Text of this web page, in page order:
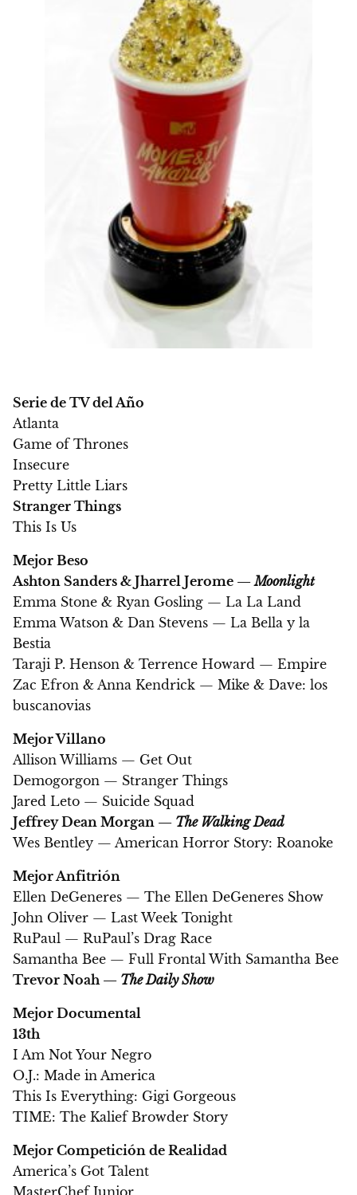
Serie de TV del Año
Atlanta
Game of Thrones
Insecure
Pretty Little Liars
Stranger Things
This Is Us
Mejor Beso
Ashton Sanders & Jharrel Jerome —Moonlight
Emma Stone & Ryan Gosling — La La Land
Emma Watson & Dan Stevens — La Bella y la
Bestia
Taraji P. Henson & Terrence Howard — Empire
Zac Efron & Anna Kendrick — Mike & Dave: los
buscanovias
Mejor Villano
Allison Williams — Get Out
Demogorgon — Stranger Things
Jared Leto — Suicide Squad
Jeffrey Dean Morgan — The Walking Dead
Wes Bentley — American Horror Story: Roanoke
Mejor Anfitrión
Ellen DeGeneres — The Ellen DeGeneres Show
John Oliver — Last Week Tonight
RuPaul — RuPaul’s Drag Race
Samantha Bee — Full Frontal With Samantha Bee
Trevor Noah — The Daily Show
Mejor Documental
13th
I Am Not Your Negro
O.J.: Made in America
This Is Everything: Gigi Gorgeous
TIME: The Kalief Browder Story
Mejor Competición de Realidad
America’s Got Talent